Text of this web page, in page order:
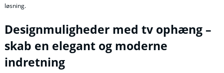
løsning.
Designmuligheder med tv ophæng –
skab en elegant og moderne
indretning